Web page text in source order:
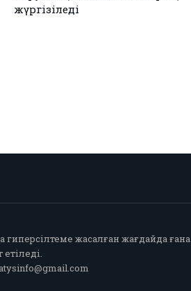
гиперсілтеме жасалған жағдайда ғана
етіледі.